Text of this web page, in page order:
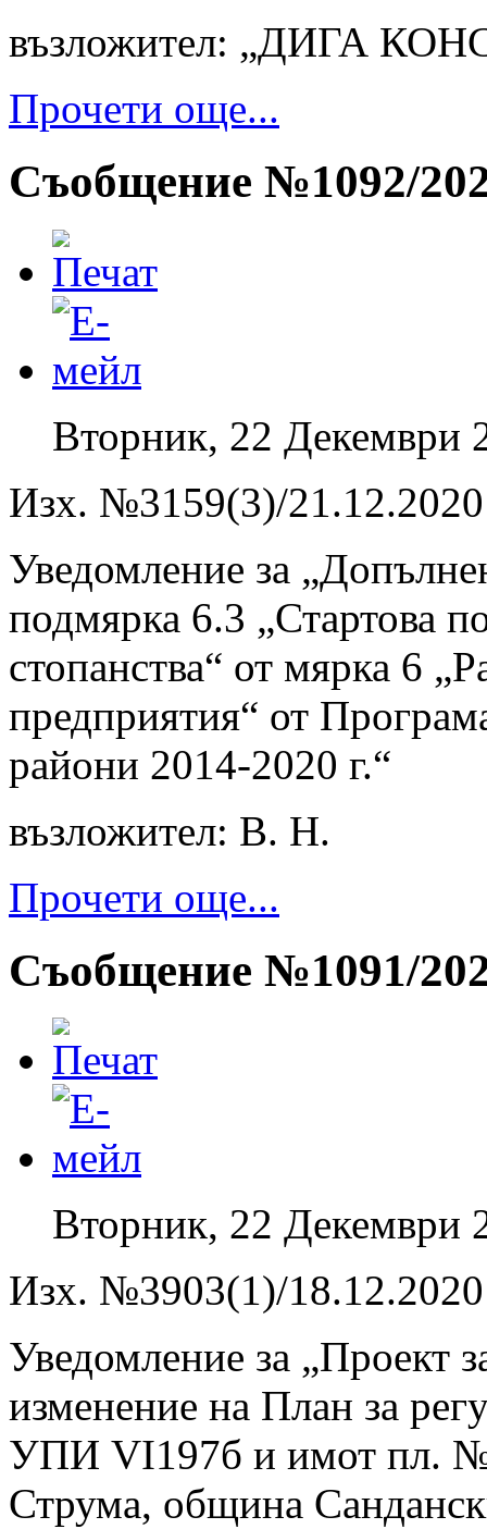
възложител: „ДИГА
Прочети още...
Съобщение №1092/
Вторник, 22 Декември
Изх. №3159(3)/21.12.2020
Уведомление за
подмярка 6.3 „Стартова
стопанства“ от мярка 6
предприятия“ от
райони 2014-2020 г.“
възложител: В. Н.
Прочети още...
Съобщение №1091/
Вторник, 22 Декември
Изх. №3903(1)/18.12.2020
Уведомление за „Проект
изменение на План за
УПИ VІ197б и имот пл.
Струма, община